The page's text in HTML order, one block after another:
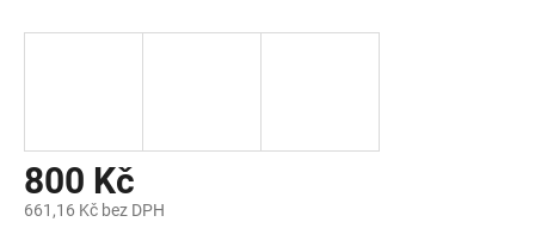
800 Kč
661,16 Kč bez DPH